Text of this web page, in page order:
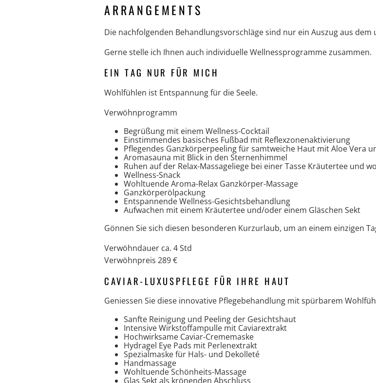
ARRANGEMENTS
Die nachfolgenden Behandlungsvorschläge sind nur ein Auszug aus
Gerne stelle ich Ihnen auch individuelle Wellnessprogramme zusammen.
EIN TAG NUR FÜR MICH
Wohlfühlen ist Entspannung für die Seele.
Verwöhnprogramm
Begrüßung mit einem Wellness-Cocktail
Einstimmendes basisches Fußbad mit Reflexzonenaktivierung
Pflegendes Ganzkörperpeeling für samtweiche Haut mit Aloe Vera
Aromasauna mit Blick in den Sternenhimmel
Ruhen auf der Relax-Massageliege bei einer Tasse Kräutertee und
Wellness-Snack
Wohltuende Aroma-Relax Ganzkörper-Massage
Ganzkörperölpackung
Entspannende Wellness-Gesichtsbehandlung
Aufwachen mit einem Kräutertee und/oder einem Gläschen Sekt
Gönnen Sie sich diesen besonderen Kurzurlaub, um an einem einzigen
Verwöhndauer ca. 4 Std
Verwöhnpreis 289 €
CAVIAR-LUXUSPFLEGE FÜR IHRE HAUT
Geniessen Sie diese innovative Pflegebehandlung mit spürbarem
Sanfte Reinigung und Peeling der Gesichtshaut
Intensive Wirkstoffampulle mit Caviarextrakt
Hochwirksame Caviar-Crememaske
Hydragel Eye Pads mit Perlenextrakt
Spezialmaske für Hals- und Dekolleté
Handmassage
Wohltuende Schönheits-Massage
Glas Sekt als krönenden Abschluss